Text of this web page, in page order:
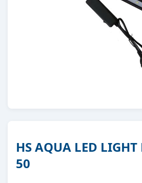
HS AQUA LED LIGHT
50